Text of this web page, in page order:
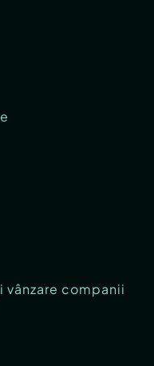
companii